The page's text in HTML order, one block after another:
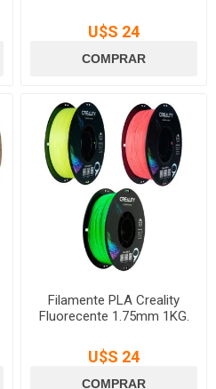
U$S 24
Filamente PLA Creality
Fluorecente 1.75mm 1KG.
U$S 24